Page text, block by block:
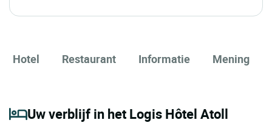
Hotel Restaurant Informatie Mening
Uw verblijf in het Logis Hôtel Atoll